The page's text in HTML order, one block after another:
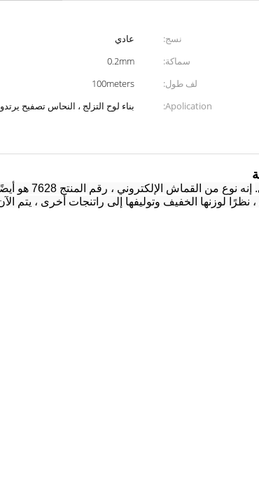
نسج:
عادي
سماكة:
0.2mm
لف طول:
100meters
Apolication:
بناء لوح التزلج ، النحاس تصفيح
إنه نوع من
نظرًا لوزنها الخفيف وتوليفها إلى راتنجات أخرى ، يتم